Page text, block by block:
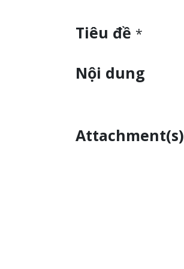
Tiêu đề *
Nội dung
Attachment(s)